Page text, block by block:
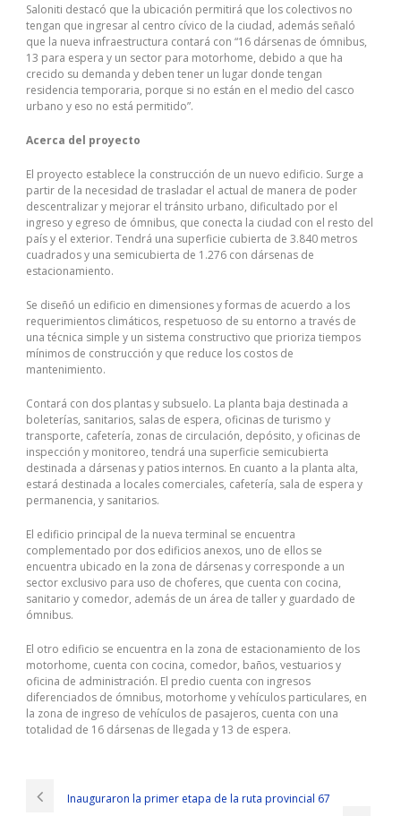
Saloniti destacó que la ubicación permitirá que los colectivos no
tengan que ingresar al centro cívico de la ciudad, además señaló
que la nueva infraestructura contará con “16 dársenas de ómnibus,
13 para espera y un sector para motorhome, debido a que ha
crecido su demanda y deben tener un lugar donde tengan
residencia temporaria, porque si no están en el medio del casco
urbano y eso no está permitido”.
Acerca del proyecto
El proyecto establece la construcción de un nuevo edificio. Surge a
partir de la necesidad de trasladar el actual de manera de poder
descentralizar y mejorar el tránsito urbano, dificultado por el
ingreso y egreso de ómnibus, que conecta la ciudad con el resto del
país y el exterior. Tendrá una superficie cubierta de 3.840 metros
cuadrados y una semicubierta de 1.276 con dársenas de
estacionamiento.
Se diseñó un edificio en dimensiones y formas de acuerdo a los
requerimientos climáticos, respetuoso de su entorno a través de
una técnica simple y un sistema constructivo que prioriza tiempos
mínimos de construcción y que reduce los costos de
mantenimiento.
Contará con dos plantas y subsuelo. La planta baja destinada a
boleterías, sanitarios, salas de espera, oficinas de turismo y
transporte, cafetería, zonas de circulación, depósito, y oficinas de
inspección y monitoreo, tendrá una superficie semicubierta
destinada a dársenas y patios internos. En cuanto a la planta alta,
estará destinada a locales comerciales, cafetería, sala de espera y
permanencia, y sanitarios.
El edificio principal de la nueva terminal se encuentra
complementado por dos edificios anexos, uno de ellos se
encuentra ubicado en la zona de dársenas y corresponde a un
sector exclusivo para uso de choferes, que cuenta con cocina,
sanitario y comedor, además de un área de taller y guardado de
ómnibus.
El otro edificio se encuentra en la zona de estacionamiento de los
motorhome, cuenta con cocina, comedor, baños, vestuarios y
oficina de administración. El predio cuenta con ingresos
diferenciados de ómnibus, motorhome y vehículos particulares, en
la zona de ingreso de vehículos de pasajeros, cuenta con una
totalidad de 16 dársenas de llegada y 13 de espera.
Inauguraron la primer etapa de la ruta provincial 67